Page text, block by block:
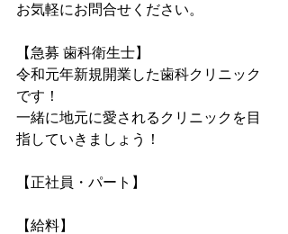
お気軽にお問合せください。
【急募 歯科衛生士】
令和元年新規開業した歯科クリニック
です！
一緒に地元に愛されるクリニックを目
指していきましょう！
【正社員・パート】
【給料】